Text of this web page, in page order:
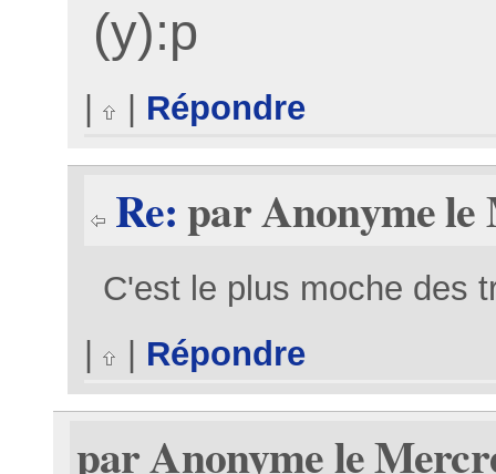
(y):p
| | Répondre
Re:par Anonyme le
C'est le plus moche des
Répondre
par Anonyme le